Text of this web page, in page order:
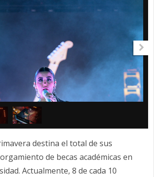
destina el total de sus
de becas académicas en
Actualmente, 8 de cada 10